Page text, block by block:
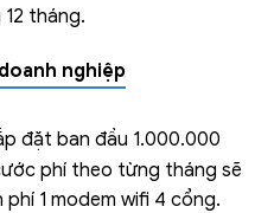
tháng.
nghiệp
đặt ban đầu 1.000.000
phí theo từng tháng sẽ
1 modem wifi 4 cổng.